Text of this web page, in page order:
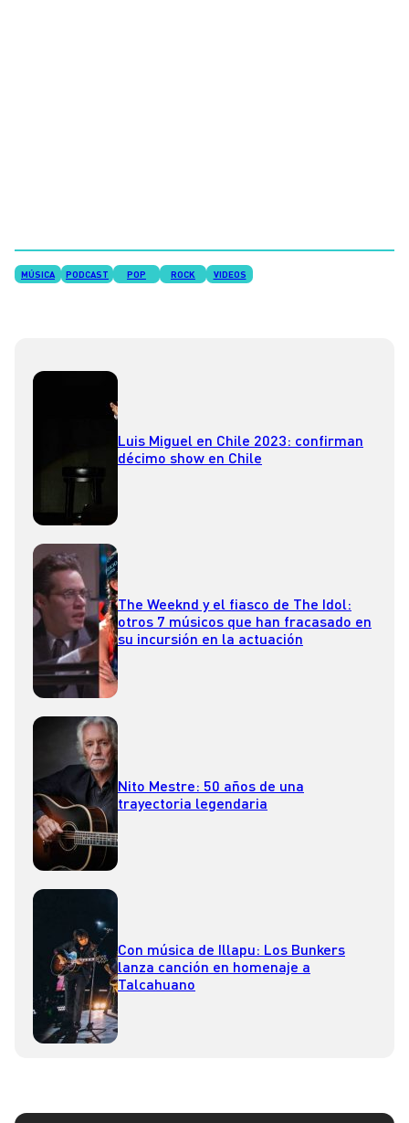
MÚSICA PODCAST POP ROCK VIDEOS
Luis Miguel en Chile 2023: confirman
décimo show en Chile
The Weeknd y el fiasco de The Idol:
otros 7 músicos que han fracasado en
su incursión en la actuación
Nito Mestre: 50 años de una
trayectoria legendaria
Con música de Illapu: Los Bunkers
lanza canción en homenaje a
Talcahuano